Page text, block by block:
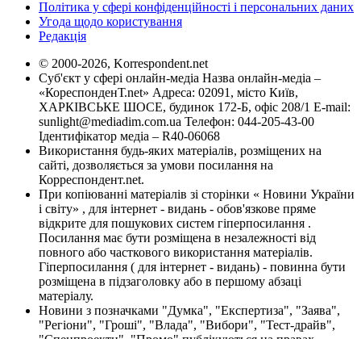
Політика у сфері конфіденційності і персональних даних
Угода щодо користування
Редакція
© 2000-2026, Korrespondent.net
Суб'єкт у сфері онлайн-медіа Назва онлайн-медіа –
«КореспонденТ.net» Адреса: 02091, місто Київ,
ХАРКІВСЬКЕ ШОСЕ, будинок 172-Б, офіс 208/1 E-mail:
sunlight@mediadim.com.ua Телефон: 044-205-43-00
Ідентифікатор медіа – R40-06068
Використання будь-яких матеріалів, розміщених на
сайті, дозволяється за умови посилання на
Корреспондент.net.
При копіюванні матеріалів зі сторінки « Новини України
і світу» , для інтернет - видань - обов'язкове пряме
відкрите для пошукових систем гіперпосилання .
Посилання має бути розміщена в незалежності від
повного або часткового використання матеріалів.
Гіперпосилання ( для інтернет - видань) - повинна бути
розміщена в підзаголовку або в першому абзаці
матеріалу.
Новини з позначками "Думка", "Експертиза", "Заява",
"Регіони", "Гроші", "Влада", "Вибори", "Тест-драйв",